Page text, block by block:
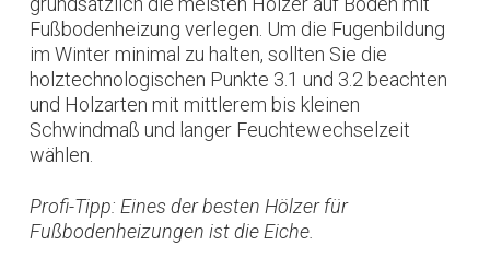
Fußbodenheizung verlegen. Um die Fugenbildung
im Winter minimal zu halten, sollten Sie die
holztechnologischen Punkte 3.1 und 3.2 beachten
und Holzarten mit mittlerem bis kleinen
Schwindmaß und langer Feuchtewechselzeit
wählen.
Profi-Tipp: Eines der besten Hölzer für
Fußbodenheizungen ist die Eiche.